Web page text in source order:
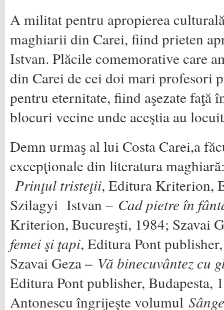
A militat pentru apropierea
maghiarii din Carei, fiind prieten
Istvan. Plăcile comemorative care
din Carei de cei doi mari profesori
pentru eternitate, fiind aşezate faţă
blocuri vecine unde aceştia au
Demn urmaş al lui Costa Carei,a
excepţionale din literatura
Prinţul tristeţii, Editura Kriterion,
Szilagyi Istvan – Cad pietre în
Kriterion, Bucureşti, 1984; Szavai
femei şi ţapi, Editura Pont
Szavai Geza – Vă binecuvântez cu
Editura Pont publisher, Budapesta,
Antonescu îngrijește volumul